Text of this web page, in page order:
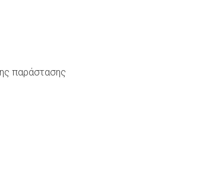
παράστασης